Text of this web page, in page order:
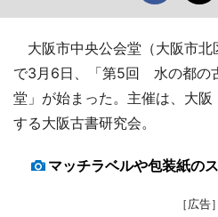
大阪市中央公会堂（大阪市北
で3月6日、「第5回 水の都の
堂」が始まった。主催は、大阪
する大阪古書研究会。
マッチラベルや包装紙の
［広告］